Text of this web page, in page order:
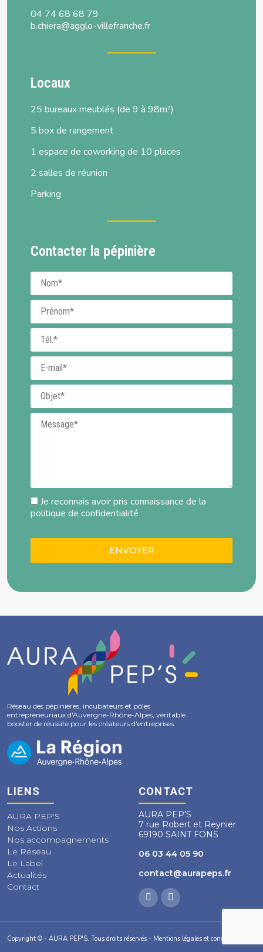
04 74 68 68 79
b.chiera@agglo-villefranche.fr
Locaux
25 bureaux meublés (de 9 à 98m²)
5 box de rangement
1 espace de coworking de 10 places
2 salles de réunion
Parking
Contacter la pépinière
Nom
Prénom
Téléphone
E-mail
Objet
Message
Je reconnais avoir pris connaissance de la
politique de confidentialité
Réseau des pépinières, incubateurs et pôles
entrepreneuriaux d'Auvergne-Rhône-Alpes, véritable
booster de réussite pour les créateurs d'entreprises.
LIENS
AURA PEP'S
Nos Actions
Nos accompagnements
Le Réseau
Le Label
Actualités
Contact
CONTACT
AURA PEP'S
7 rue Robert et Reynier
69190 SAINT FONS
06 03 44 05 90
contact@aurapeps.fr
Copyright © - AURA PEP'S. Tous droits réservés - Mentions légales et confidentialité